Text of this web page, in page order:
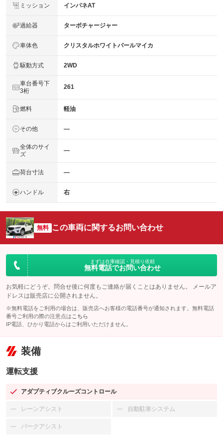
ミッション インパネAT
過給器 ターボチャージャー
車体色 クリスタルホワイトパールマイカ
駆動方式 2WD
車台番号下
3桁
261
燃料 軽油
その他 ―
全体のサイ
ズ
―
荷台寸法 ―
ハンドル 右
無料 この車両に関するお問い合わせ
まずは在庫確認・見積り依頼
無料電話でお問い合わせ
お気軽にどうぞ。問合せ後に何度もご連絡が届くことはありません。 メールア
ドレスは販売店に公開されません。
※無料電話をご利用の場合は、販売店へお客様の電話番号が通知されます。無料電話
番号ご利用の際の注意点は こちら
IP電話、ひかり電話からはご利用いただけません。
装備
運転支援
アダプティブクルーズコントロール
：装備あり
レーンアシスト
：装備なし 自動駐車システム
：装備なし
パークアシスト
：装備なし